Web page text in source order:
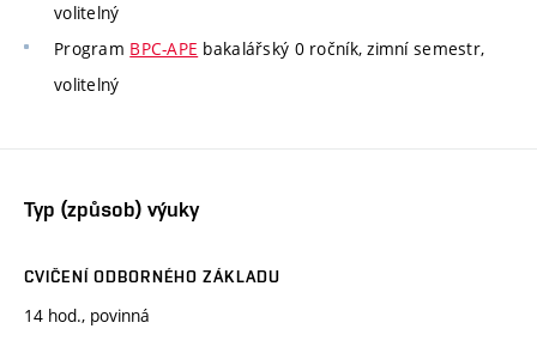
volitelný
Program BPC-APE bakalářský 0 ročník, zimní semestr,
volitelný
Typ (způsob) výuky
CVIČENÍ ODBORNÉHO ZÁKLADU
14 hod., povinná